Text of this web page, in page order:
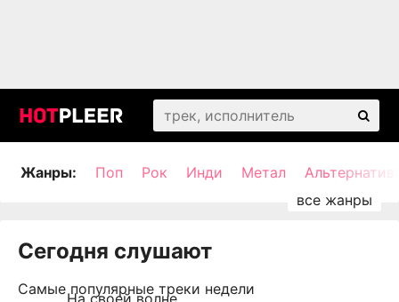
Жанры: Поп Рок Инди Метал
Сегодня слушают
Самые популярные треки недели
На своей волне